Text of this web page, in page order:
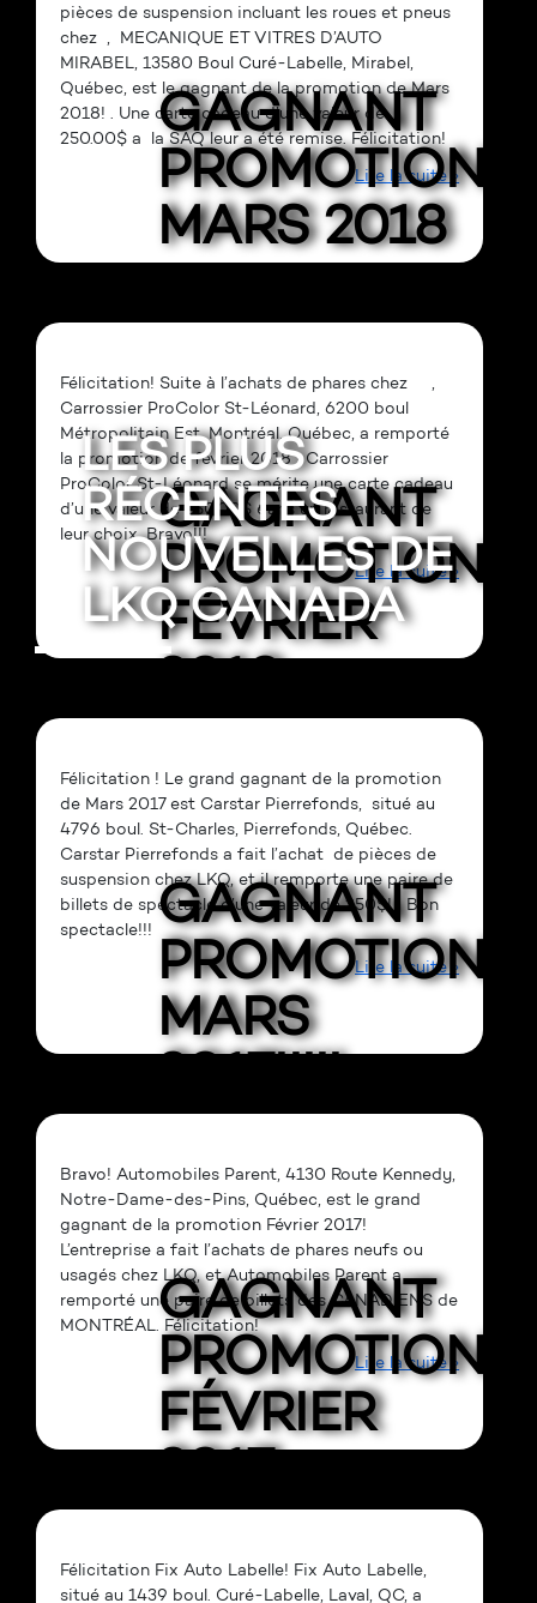
LES PLUS
RÉCENTES
NOUVELLES DE
LKQ CANADA
GAGNANT
PROMOTION
MARS 2018
pièces de suspension incluant les roues et pneus
chez , MECANIQUE ET VITRES D’AUTO
MIRABEL, 13580 Boul Curé-Labelle, Mirabel,
Québec, est le gagnant de la promotion de Mars
2018! . Une carte cadeau d’une valeur de
250.00$ a la SAQ leur a été remise. Félicitation!
Lire la suite »
GAGNANT
PROMOTION
FÉVRIER
2018
Félicitation! Suite à l’achats de phares chez ,
Carrossier ProColor St-Léonard, 6200 boul
Métropolitain Est, Montréal, Québec, a remporté
la promotion de février 2018 ! Carrossier
ProColor St-Léonard se mérite une carte cadeau
d’une valeur de 250.00$ dans un restaurant de
leur choix. Bravo!!!
Lire la suite »
GAGNANT
PROMOTION
MARS
2017!!!!!
Félicitation ! Le grand gagnant de la promotion
de Mars 2017 est Carstar Pierrefonds, situé au
4796 boul. St-Charles, Pierrefonds, Québec.
Carstar Pierrefonds a fait l’achat de pièces de
suspension chez LKQ, et il remporte une paire de
billets de spectacle d’une valeur de 250$! Bon
spectacle!!!
Lire la suite »
GAGNANT
PROMOTION
FÉVRIER
2017
Bravo! Automobiles Parent, 4130 Route Kennedy,
Notre-Dame-des-Pins, Québec, est le grand
gagnant de la promotion Février 2017!
L’entreprise a fait l’achats de phares neufs ou
usagés chez LKQ, et Automobiles Parent a
remporté une paire de billets des CANADIENS de
MONTRÉAL. Félicitation!
Lire la suite »
Félicitation Fix Auto Labelle! Fix Auto Labelle,
situé au 1439 boul. Curé-Labelle, Laval, QC, a